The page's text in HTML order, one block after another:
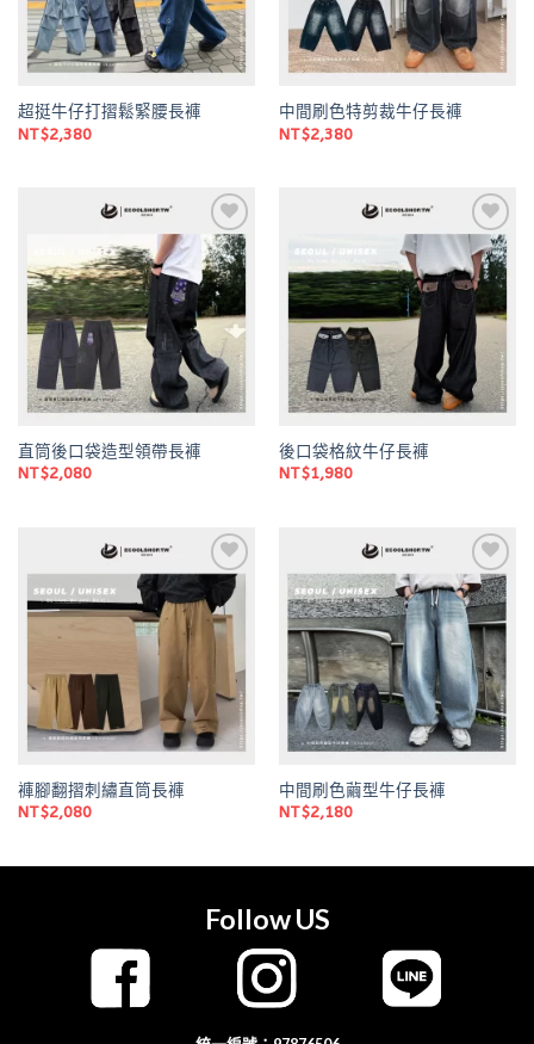
超挺牛仔打摺鬆緊腰長褲
NT$2,380
中間刷色特剪裁牛仔長褲
NT$2,380
Add to
wishlist
直筒後口袋造型領帶長褲
NT$2,080
Add to
wishlist
後口袋格紋牛仔長褲
NT$1,980
Add to
wishlist
褲腳翻摺刺繡直筒長褲
NT$2,080
Add to
wishlist
中間刷色繭型牛仔長褲
NT$2,180
Follow US